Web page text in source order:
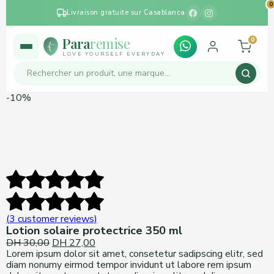
Livraison gratuite sur Casablanca
Pararemise
LOVE YOURSELF EVERYDAY
0
-10%
(3 customer reviews)
Lotion solaire protectrice 350 ml
DH30,00 Original
price
was:
DH 27,00
price
is:
Lorem ipsum dolor sit amet, consetetur sadipscing elitr, sed
diam nonumy eirmod tempor invidunt ut labore rem ipsum
0
0
0
0
0
0
0
0
0
0